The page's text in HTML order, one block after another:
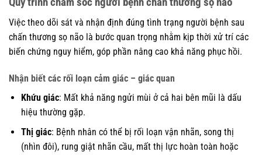
Việc theo dõi sát và nhận định đúng tình trạng người bệnh sau
chấn thương sọ não là bước quan trọng nhằm kịp thời xử trí các
biến chứng nguy hiểm, góp phần nâng cao khả năng phục hồi.
Nhận biết các rối loạn cảm giác – giác quan
Khứu giác: Mất khả năng ngửi mùi ở cả hai bên mũi là dấu
hiệu thường gặp.
Thị giác: Bệnh nhân có thể bị rối loạn vận nhãn, song thị
(nhìn đôi), rung giật nhãn cầu, mất thị lực hoàn toàn hoặc